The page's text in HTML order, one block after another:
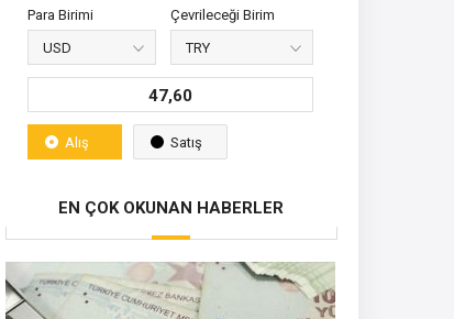
Para Birimi Çevrileceği Birim
47,60
Alış Satış
EN ÇOK OKUNAN HABERLER